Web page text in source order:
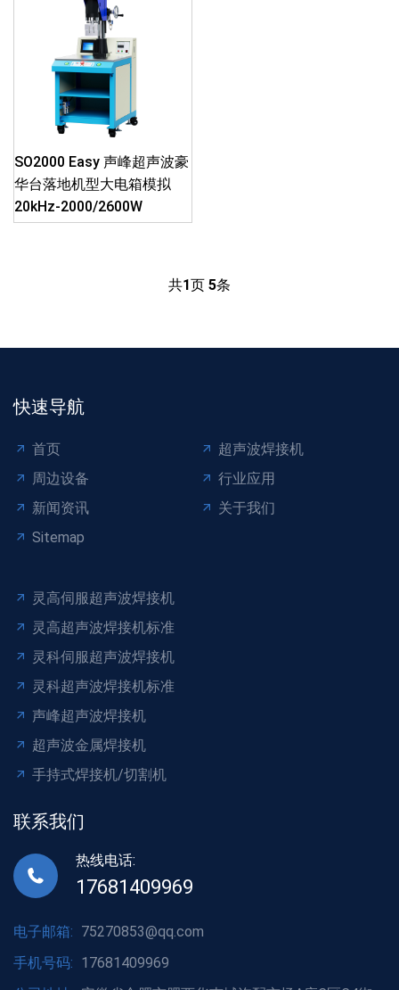
SO2000 Easy 声峰超声波豪
华台落地机型大电箱模拟
20kHz-2000/2600W
共1页 5条
快速导航
首页
超声波焊接机
周边设备
行业应用
新闻资讯
关于我们
Sitemap
灵高伺服超声波焊接机
灵高超声波焊接机标准
灵科伺服超声波焊接机
灵科超声波焊接机标准
声峰超声波焊接机
超声波金属焊接机
手持式焊接机/切割机
联系我们
热线电话:
17681409969
电子邮箱: 75270853@qq.com
手机号码: 17681409969